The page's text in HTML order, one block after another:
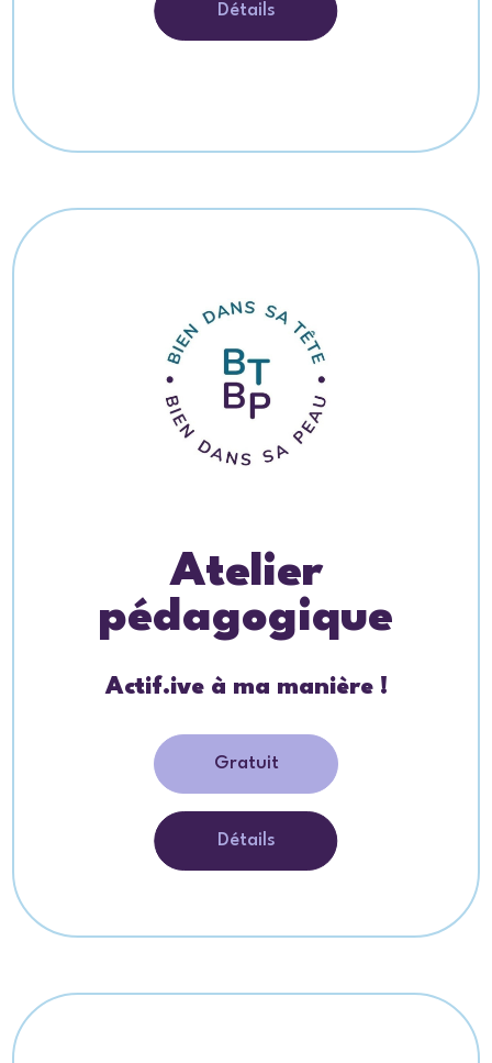
Détails
Atelier
pédagogique
Actif.ive à ma manière !
Gratuit
Détails